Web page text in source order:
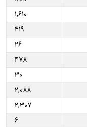
1,610
419
26
478
30
2,088
2,307
6